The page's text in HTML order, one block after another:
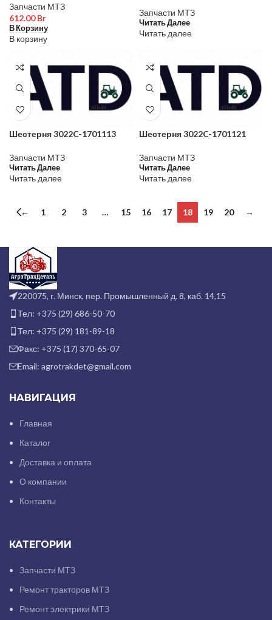
Запчасти МТЗ
612.00Br
В Корзину
В корзину
Запчасти МТЗ
Читать Далее
Читать далее
Шестерня 3022C-1701113
Запчасти МТЗ
Читать Далее
Читать далее
Шестерня 3022C-1701121
Запчасти МТЗ
Читать Далее
Читать далее
← 1 2 3 … 15 16 17 18 19 20 →
220075, г. Минск, пер. Промышленный д. 8, каб. 14,15
Тел: +375 (29) 686-50-70
Тел: +375 (29) 181-89-18
Факс: +375 (17) 370-65-07
Email: agrotrakdet@gmail.com
НАВИГАЦИЯ
Главная
Каталог
Доставка и оплата
О компании
Контакты
КАТЕГОРИИ
Запчасти МТЗ
Ремонт тракторов МТЗ
Ремонт электрики МТЗ